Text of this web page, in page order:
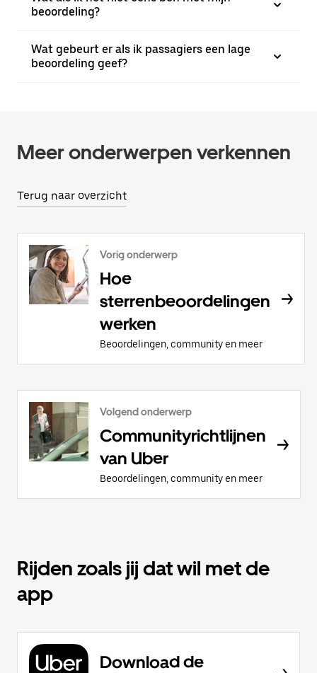
beoordeling?
Wat gebeurt er als ik passagiers een lage
beoordeling geef?
Meer onderwerpen verkennen
Terug naar overzicht
Vorig onderwerp
Hoe
sterrenbeoordelingen
werken
Beoordelingen, community en meer
Volgend onderwerp
Communityrichtlijnen
van Uber
Beoordelingen, community en meer
Rijden zoals jij dat wil met de
app
Download de